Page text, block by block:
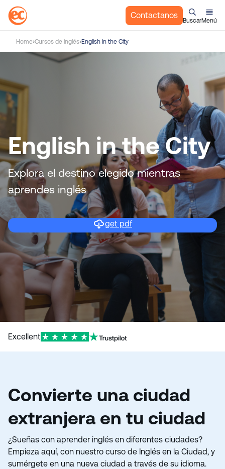
a
o
n
t
n
d
Contactanos
BuscarMenú
Home Cursos de inglés English in the City
English in the City
Explora el destino elegido mientras
aprendes inglés
get pdf
Excellent
Convierte una ciudad
extranjera en tu ciudad
¿Sueñas con aprender inglés en diferentes ciudades?
Empieza aquí, con nuestro curso de Inglés en la Ciudad, y
sumérgete en una nueva ciudad a través de su idioma.